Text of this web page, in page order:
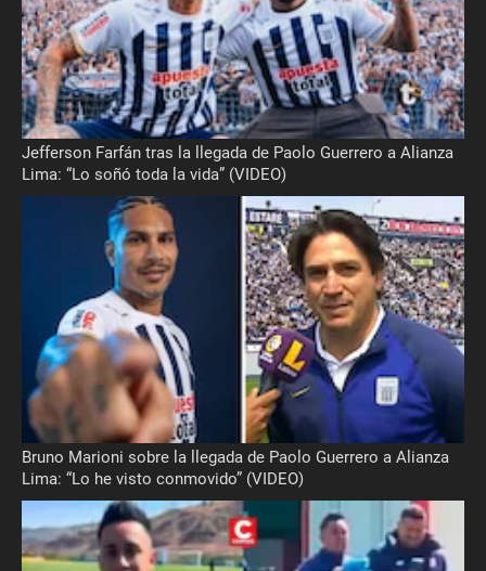
Jefferson Farfán tras la llegada de Paolo Guerrero a Alianza
Lima: “Lo soñó toda la vida” (VIDEO)
Bruno Marioni sobre la llegada de Paolo Guerrero a Alianza
Lima: “Lo he visto conmovido” (VIDEO)